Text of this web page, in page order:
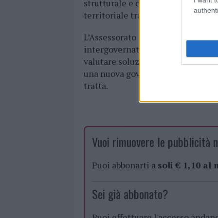
strutturale e condivisa, insieme
territoriale tra le due isole”.
L’Assessorato ha confermato la
intergovernativo per discutere
valutare soluzioni normative e
una nuova governance del
tratta.
Vuoi rimuovere le pubblicità
Puoi abbonarti a soli € 1,10 al
Sei già abbonato?